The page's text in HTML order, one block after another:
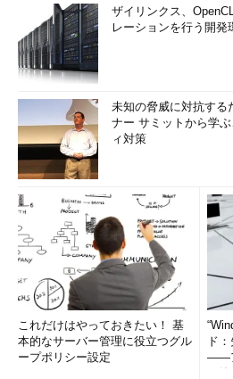
ザイリンクス、
レーションを行う開
未知の脅威に対抗す
ナー サミットから学
ィ対策
これだけはやっておきたい！ 基
本的なサーバー管理に役立つグル
ープポリシー設定
ド
――